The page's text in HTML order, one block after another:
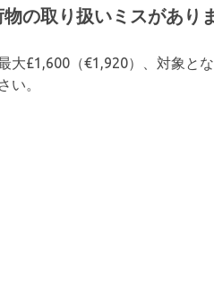
の取り扱いミスがあり
大£1,600（€1,920）、対象と
い。